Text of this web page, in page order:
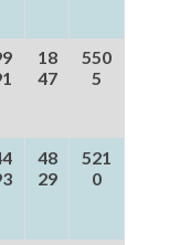
18
47
550
5
48
29
521
0